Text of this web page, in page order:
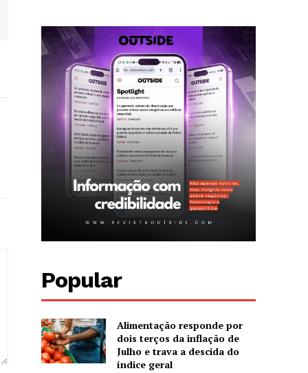
Popular
Alimentação responde por
dois terços da inflação de
Julho e trava a descida do
índice geral